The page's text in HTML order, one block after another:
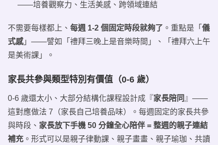
——培養觀察力、生活美感、跨領域連結
不需要每樣都上、 每週 1-2 個固定時段就夠了 。重點是「 儀
式感」——譬如「禮拜三晚上是音樂時間」、「禮拜六上午
是美術課」。
家長共參與類型特別有價值（0-6 歲）
0-6 歲還太小、大部分結構化課程設計成『家長陪同 』——
這對應做法 7（家長自己培養品味）。每週固定的家長共參
與時段、 家長放下手機 50 分鐘全心陪伴 = 整週的親子連結
補充 。形式可以是親子律動課、親子畫畫、親子瑜珈、共讀